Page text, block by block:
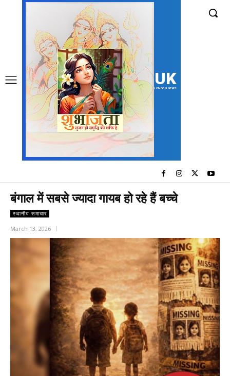
UK
LONDON NEWS
बंगाल में सबसे ज्यादा गायब हो रहे हैं बच्चे
स्थानीय समाचार
March 13, 2026